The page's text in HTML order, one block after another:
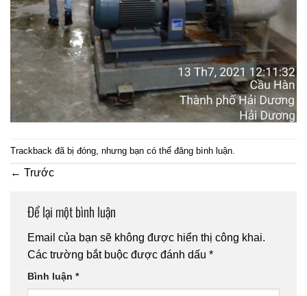
Trackback đã bị đóng, nhưng bạn có thể đăng bình luận
← Trước
Để lại một bình luận
Email của bạn sẽ không được hiển thị công khai.
Các trường bắt buộc được đánh dấu *
Bình luận *